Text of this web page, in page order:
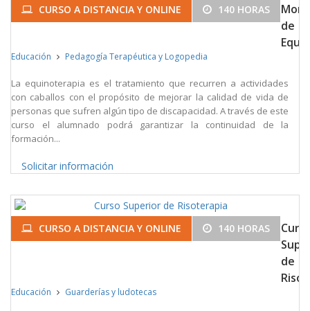
CURSO A DISTANCIA Y ONLINE 140 HORAS
de
Educación Pedagogía Terapéutica y Logopedia
La equinoterapia es el tratamiento que recurren a actividades
con caballos con el propósito de mejorar la calidad de vida de
personas que sufren algún tipo de discapacidad. A través de este
curso el alumnado podrá garantizar la continuidad de la
formación...
Solicitar información
CURSO A DISTANCIA Y ONLINE 140 HORAS
de
Educación Guarderías y ludotecas